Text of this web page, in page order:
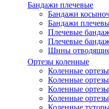
Бандажи плечевые
Бандажи
Бандажи
Плечевые
Плечевые
Шины
Ортезы коленные
Коленные
Коленные
Коленные
Коленные
Коленные